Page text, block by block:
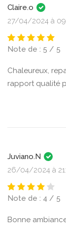
Claire.o
27/04/2024 à
Note de : 5 / 5
Chaleureux,
rapport qualité
Juviano.N
26/04/2024 à
Note de : 4 / 5
Bonne